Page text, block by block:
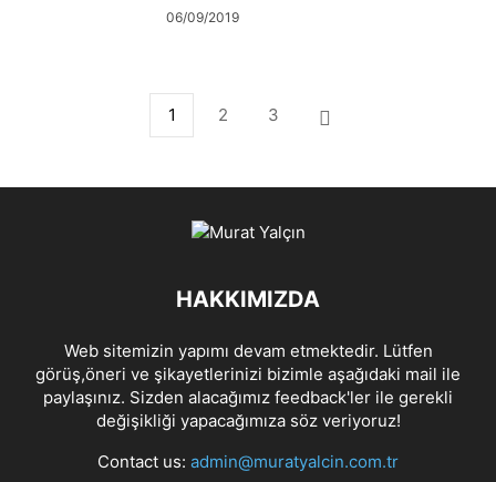
06/09/2019
1 2 3
HAKKIMIZDA
Web sitemizin yapımı devam etmektedir. Lütfen
görüş,öneri ve şikayetlerinizi bizimle aşağıdaki mail ile
paylaşınız. Sizden alacağımız feedback'ler ile gerekli
değişikliği yapacağımıza söz veriyoruz!
Contact us: admin@muratyalcin.com.tr